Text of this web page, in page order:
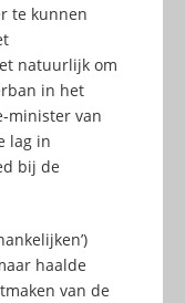
te kunnen
natuurlijk om
in het
minister van
lag in
bij de
haalde
van de